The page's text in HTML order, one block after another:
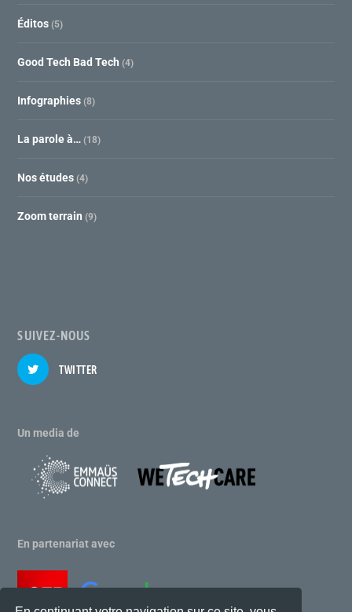
Éditos (5)
Good Tech Bad Tech (4)
Infographies (8)
La parole à… (18)
Nos études (4)
Zoom terrain (9)
SUIVEZ-NOUS
TWITTER
Un media de
En partenariat avec